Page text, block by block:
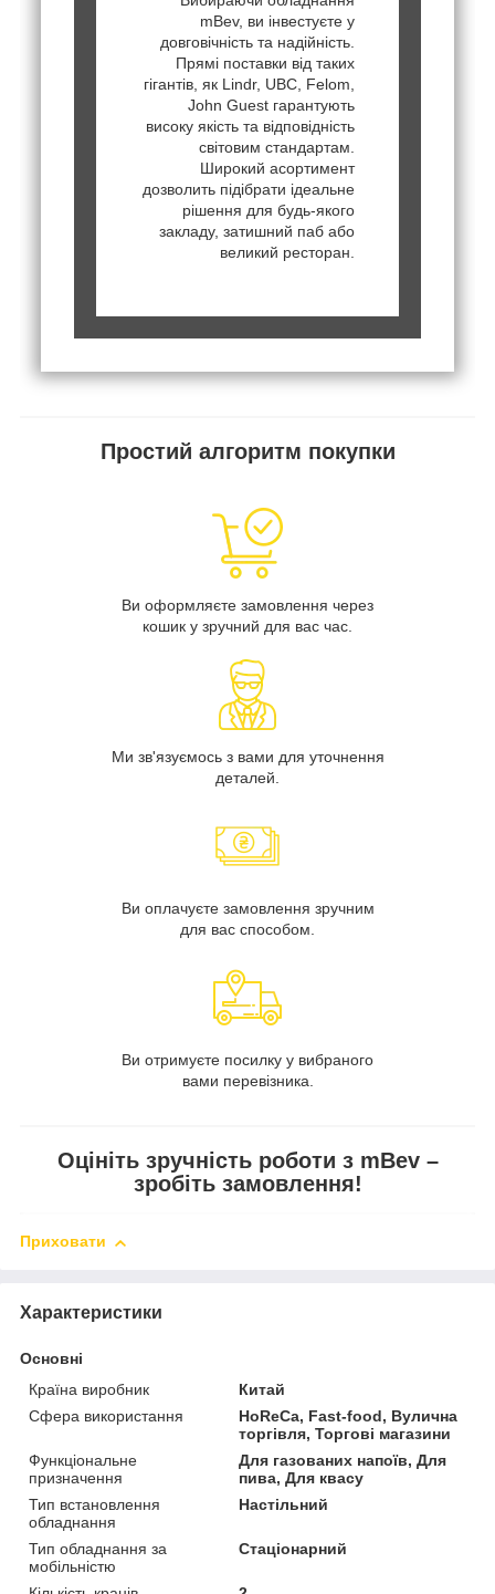
mBev, ви інвестуєте у
довговічність та надійність.
Прямі поставки від таких
гігантів, як Lindr, UBC, Felom,
John Guest гарантують
високу якість та відповідність
світовим стандартам.
Широкий асортимент
дозволить підібрати ідеальне
рішення для будь-якого
закладу, затишний паб або
великий ресторан.
Простий алгоритм покупки
Ви оформляєте замовлення через
кошик у зручний для вас час.
Ми зв'язуємось з вами для уточнення
деталей.
Ви оплачуєте замовлення зручним
для вас способом.
Ви отримуєте посилку у вибраного
вами перевізника.
Оцініть зручність роботи з mBev –
зробіть замовлення!
Приховати
Характеристики
Основні
Країна виробник
Китай
Сфера використання
HoReCa, Fast-food, Вулична
торгівля, Торгові магазини
Функціональне
призначення
Для газованих напоїв, Для
пива, Для квасу
Тип встановлення
обладнання
Настільний
Тип обладнання за
мобільністю
Стаціонарний